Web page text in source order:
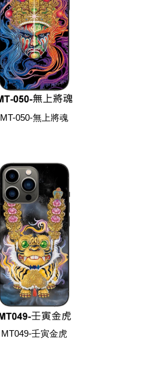
MT-050-無上將魂
MT049-壬寅金虎